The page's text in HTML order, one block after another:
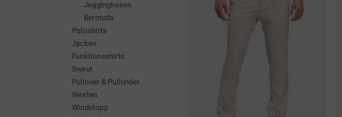
Jogginghosen
Bermuda
Poloshirts
Jacken
Funktionsshirts
Sweat
Pullover & Pullunder
Westen
Windstopp